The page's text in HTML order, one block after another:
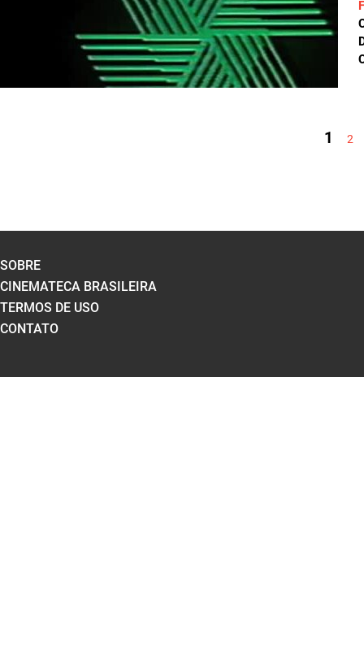
1 2
SOBRE
CINEMATECA BRASILEIRA
TERMOS DE USO
CONTATO